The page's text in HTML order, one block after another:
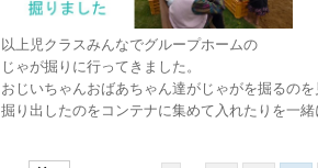
以上児クラスみんなでグループホームの
じゃが掘りに行ってきました。
おじいちゃんおばあちゃん達がじゃがを掘るのを
掘り出したのをコンテナに集めて入れたりを一緒